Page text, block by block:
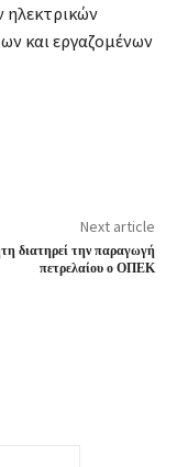
ηλεκτρικών
και εργαζομένων
Next article
διατηρεί την παραγωγή
πετρελαίου ο ΟΠΕΚ